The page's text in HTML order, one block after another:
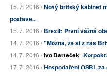
15. 7. 2016 /Nový britský kabinet
postave...
15. 7. 2016 /Brexit: První vážná
14. 7. 2016 /"Možná, že si z nás
14. 7. 2016 /Ivo Barteček
17. 7. 2016 /Hospodaření OSBL